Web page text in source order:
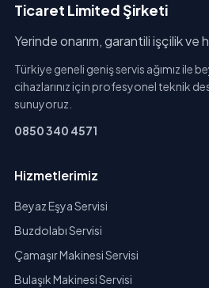
Ticaret Limited Şirketi
Yerinde onarım, garantili işçilik ve
Türkiye geneli geniş servis ağımız ile
cihazlarınız için profesyonel teknik
sunuyoruz.
0850 340 4571
Hizmetlerimiz
Beyaz Eşya Servisi
Buzdolabı Servisi
Çamaşır Makinesi Servisi
Bulaşık Makinesi Servisi